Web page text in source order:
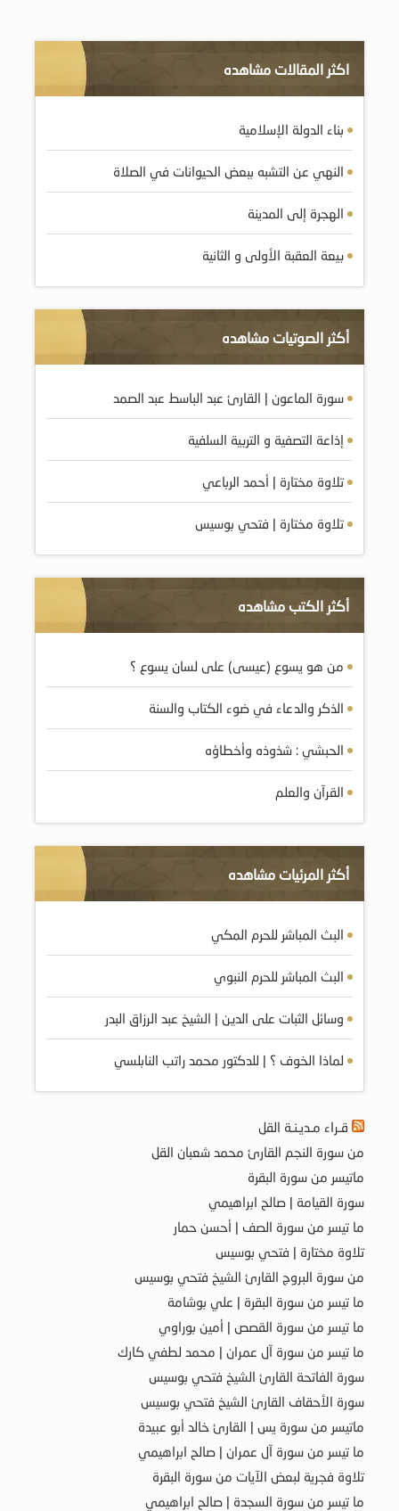
اكثر المقالات مشاهده
بناء الدولة الإسلامية
النهي عن التشبه ببعض الحيوانات في الصلاة
الهجرة إلى المدينة
بيعة العقبة الأولى و الثانية
أكثر الصوتيات مشاهده
سورة الماعون | القارئ عبد الباسط عبد الصمد
إذاعة التصفية و التربية السلفية
تلاوة مختارة | أحمد الرباعي
تلاوة مختارة | فتحي بوسيس
أكثر الكتب مشاهده
من هو يسوع (عيسى) على لسان يسوع ؟
الذكر والدعاء في ضوء الكتاب والسنة
الحبشي : شذوذه وأخطاؤه
القرآن والعلم
أكثر المرئيات مشاهده
البث المباشر للحرم المكي
البث المباشر للحرم النبوي
وسائل الثبات على الدين | الشيخ عبد الرزاق البدر
لماذا الخوف ؟ | للدكتور محمد راتب النابلسي
قـراء مـديـنـة القل
من سورة النجم القارئ محمد شعبان القل
ماتيسر من سورة البقرة
سورة القيامة | صالح ابراهيمي
ما تيسر من سورة الصف | أحسن حمار
تلاوة مختارة | فتحي بوسيس
من سورة البروج القارئ الشيخ فتحي بوسيس
ما تيسر من سورة البقرة | علي بوشامة
ما تيسر من سورة القصص | أمين بوراوي
ما تيسر من سورة آل عمران | محمد لطفي كارك
سورة الفاتحة القارئ الشيخ فتحي بوسيس
سورة الأحقاف القارئ الشيخ فتحي بوسيس
ماتيسر من سورة يس | القارئ خالد أبو عبيدة
ما تيسر من سورة آل عمران | صالح ابراهيمي
تلاوة فجرية لبعض الآيات من سورة البقرة
ما تيسر من سورة السجدة | صالح ابراهيمي